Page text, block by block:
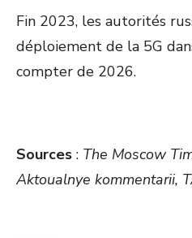
Fin 2023, les autorités
déploiement de la 5G
compter de 2026.
Sources : The Moscow
Aktoualnye kommentarii,